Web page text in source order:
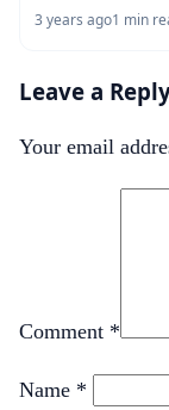
3 years ago1 min
Leave a
Your email
Comment *
Name *